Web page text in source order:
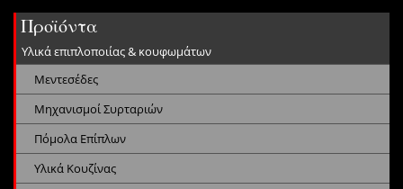
Προϊόντα
Υλικά επιπλοποιίας & κουφωμάτων
Μεντεσέδες
Μηχανισμοί Συρταριών
Πόμολα Επίπλων
Υλικά Κουζίνας